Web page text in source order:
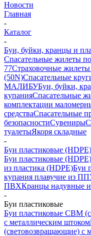
Новости
Главная
-
Каталог
-
Буи, буйки, кранцы и
Спасательные жилеты
77Страховочные
(50N)Спасательные
МАЛИБУБуи, буйки,
купанияСпасательные
комплектации
средстваСпасательные
безопасностиСувениры
туалетыЯкоря складные
-
Буи пластиковые (HDPE)
Буи пластиковые (HDPE)
из пластика (HDPE)Буи
купания плавучие из
ПВХКранцы надувные
-
Буи пластиковые
Буи пластиковые СВМ
с металлическим штоком
(световозвращающие) с